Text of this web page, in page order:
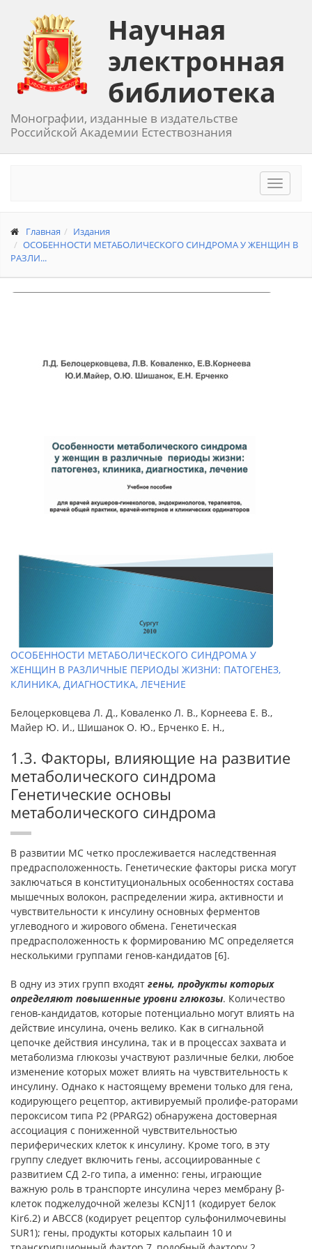
Научная
электронная
библиотека
Монографии, изданные в издательстве
Российской Академии Естествознания
Toggle
Главная
Издания
ОСОБЕННОСТИ МЕТАБОЛИЧЕСКОГО СИНДРОМА У ЖЕНЩИН В
РАЗЛИ...
ОСОБЕННОСТИ МЕТАБОЛИЧЕСКОГО СИНДРОМА У
ЖЕНЩИН В РАЗЛИЧНЫЕ ПЕРИОДЫ ЖИЗНИ: ПАТОГЕНЕЗ,
КЛИНИКА, ДИАГНОСТИКА, ЛЕЧЕНИЕ
Белоцерковцева Л. Д., Коваленко Л. В., Корнеева Е. В.,
Майер Ю. И., Шишанок О. Ю., Ерченко Е. Н.,
1.3. Факторы, влияющие на развитие
метаболического синдрома
Генетические основы
метаболического синдрома
В развитии МС четко прослеживается наследственная
предрасположенность. Генетические факторы риска могут
заклю­чаться в конституциональных особенностях состава
мышечных волокон, распределении жира, активности и
чувствительности к инсулину основных ферментов
углеводного и жирового обмена. Генетическая
предрасположенность к формированию МС опре­деляется
несколькими группами генов-кандидатов [6].
В одну из этих групп входят гены, продукты которых
определяют повышенные уровни глюкозы. Количество
генов-кандидатов, которые потенциально могут влиять на
действие ин­сулина, очень велико. Как в сигнальной
цепочке действия инсу­лина, так и в процессах захвата и
метаболизма глюкозы участву­ют различные белки, любое
изменение которых может влиять на чувствительность к
инсулину. Однако к настоящему времени только для гена,
кодирующего рецептор, активируемый пролифе-раторами
пероксисом типа Р2 (PPARG2) обнаружена достоверная
ассоциация с пониженной чувствительностью
периферических клеток к инсулину. Кроме того, в эту
группу следует включить гены, ассоциированные с
развитием СД 2-го типа, а именно: гены, играющие
важную роль в транспорте инсулина через мембрану β-
клеток поджелудочной железы KCNJ11 (кодирует белок
Kir6.2) и АВСС8 (кодирует рецептор сульфонилмочевины
SUR1); гены, продукты которых кальпаин 10 и